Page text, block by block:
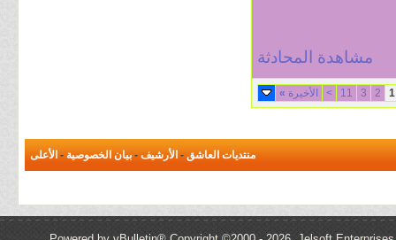
مشاهدة المحادثة
1
2
3
11
> الأخيرة »
منتديات العاشق - الأرشيف - بيان الخصوصية - الأعلى